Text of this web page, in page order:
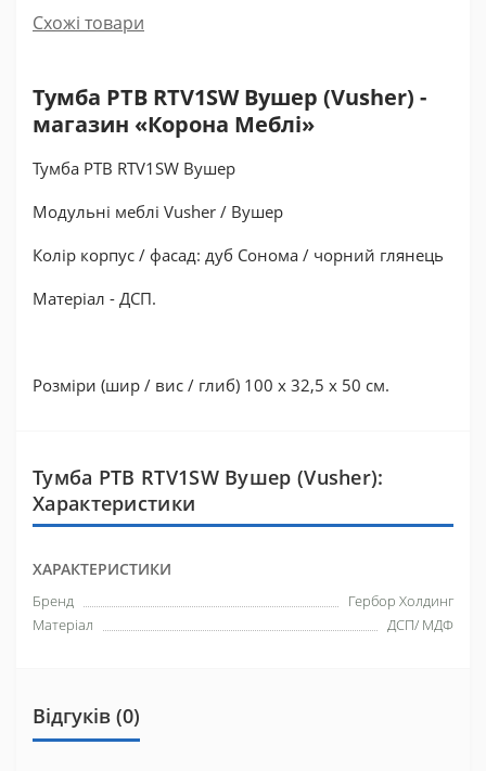
Схожі товари
Тумба РТВ RTV1SW Вушер (Vusher) -
магазин «Корона Меблі»
Тумба РТВ RTV1SW Вушер
Модульні меблі Vusher / Вушер
Колір корпус / фасад: дуб Сонома / чорний глянець
Матеріал - ДСП.
Розміри (шир / вис / глиб) 100 x 32,5 x 50 см.
Тумба РТВ RTV1SW Вушер (Vusher):
Характеристики
ХАРАКТЕРИСТИКИ
Бренд
Гербор Холдинг
Матеріал
ДСП/ МДФ
Відгуків (0)